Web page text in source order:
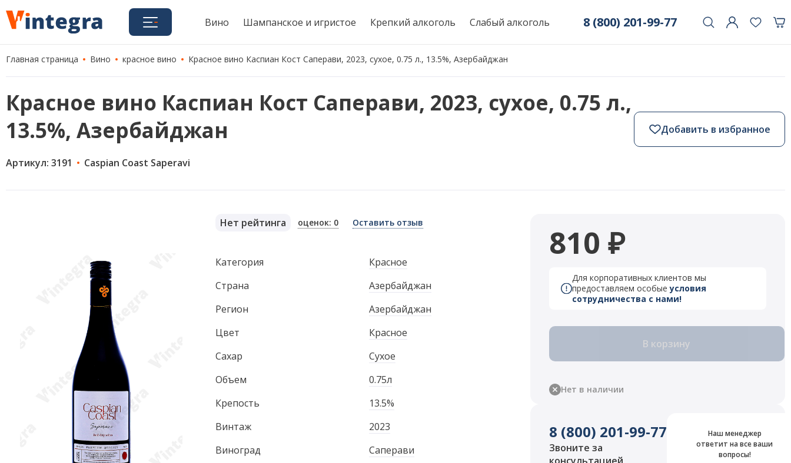
Вино Шампанское и игристое Крепкий алкоголь Слабый алкоголь 8 (800) 201-99-77
Главная страница Вино красное вино Красное вино Каспиан Кост Саперави, 2023, сухое, 0.75 л., 13.5%, Азербайджан
Красное вино Каспиан Кост Саперави, 2023, сухое, 0.75 л.,
13.5%, Азербайджан
Артикул: 3191 Caspian Coast Saperavi
Добавить в избранное
Нет рейтинга оценок: 0 Оставить отзыв
Категория
Красное
Страна
Азербайджан
Регион
Азербайджан
Цвет
Красное
Сахар
Сухое
Объем
0.75л
Крепость
13.5%
Винтаж
2023
Виноград
Саперави
810 ₽
Для корпоративных клиентов мы
предоставляем особыеусловия
сотрудничества с нами!
В корзину
Нет в наличии
8 (800) 201-99-77
Звоните за
консультацией
Наш менеджер
ответит на все ваши
вопросы!